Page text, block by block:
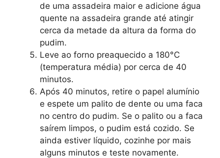
de uma assadeira maior e adicione água
quente na assadeira grande até atingir
cerca da metade da altura da forma do
pudim.
Leve ao forno preaquecido a 180°C
(temperatura média) por cerca de 40
minutos.
Após 40 minutos, retire o papel alumínio
e espete um palito de dente ou uma faca
no centro do pudim. Se o palito ou a faca
saírem limpos, o pudim está cozido. Se
ainda estiver líquido, cozinhe por mais
alguns minutos e teste novamente.